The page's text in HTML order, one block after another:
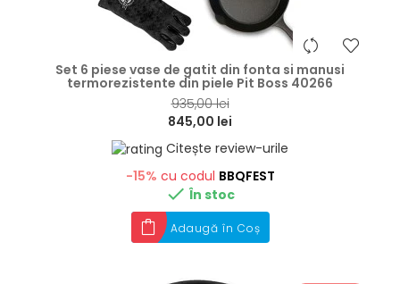
Set 6 piese vase de gatit din fonta si manusi
termorezistente din piele Pit Boss 40266
935,00 lei
845,00 lei
Citește review-urile
-15% cu codul BBQFEST
 În stoc
Adaugă în Coș